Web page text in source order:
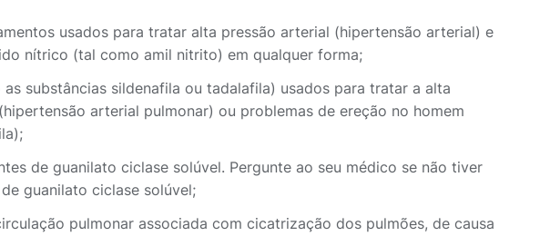
usados para tratar alta pressão arterial (hipertensão arterial) e
nítrico (tal como amil nitrito) em qualquer forma;
substâncias sildenafila ou tadalafila) usados para tratar a alta
arterial pulmonar) ou problemas de ereção no homem
de guanilato ciclase solúvel. Pergunte ao seu médico se não tiver
guanilato ciclase solúvel;
pulmonar associada com cicatrização dos pulmões, de causa